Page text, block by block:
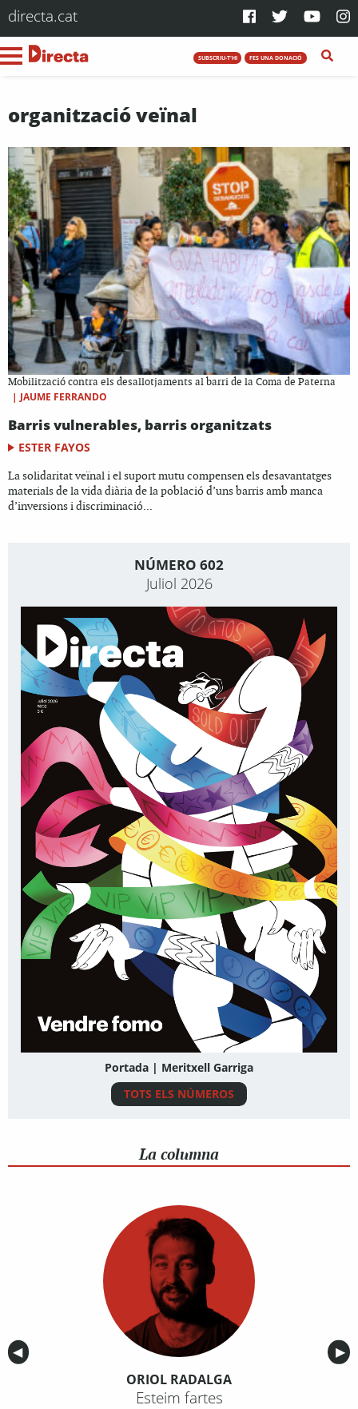
directa.cat
SUBSCRIU-T'HI FES UNA DONACIÓ
organització veïnal
Mobilització contra els desallotjaments al barri de la Coma de Paterna
| JAUME FERRANDO
Barris vulnerables, barris organitzats
ESTER FAYOS
La solidaritat veïnal i el suport mutu compensen els desavantatges
materials de la vida diària de la població d’uns barris amb manca
d’inversions i discriminació...
NÚMERO 602
Juliol 2026
Portada | Meritxell Garriga
TOTS ELS NÚMEROS
La columna
Anterior
◀︎ ▶︎
ORIOL RADALGA
Esteim fartes